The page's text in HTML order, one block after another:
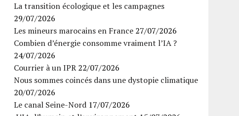
La transition écologique et les campagnes
29/07/2026
Les mineurs marocains en France 27/07/2026
Combien d’énergie consomme vraiment l’IA ?
24/07/2026
Courrier à un IPR 22/07/2026
Nous sommes coincés dans une dystopie climatique
20/07/2026
Le canal Seine-Nord 17/07/2026